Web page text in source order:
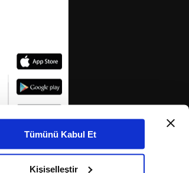
Tümünü Kabul Et
Kişiselleştir